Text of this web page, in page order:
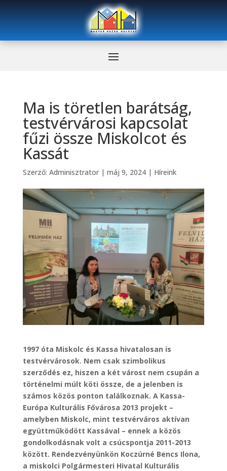
Ma is töretlen barátság,
testvérvárosi kapcsolat
fűzi össze Miskolcot és
Kassát
Szerző: Adminisztrator| máj 9, 2024| Híreink
1997 óta Miskolc és Kassa hivatalosan is
testvérvárosok. Nem csak szimbolikus
szerződés ez, hiszen a két várost nem csupán a
történelmi múlt köti össze, de a jelenben is
számos közös ponton találkoznak. A Kassa-
Európa Kulturális Fővárosa 2013 projekt –
amelyben Miskolc, mint testvérváros aktívan
együttműködött Kassával – ennek a közös
gondolkodásnak volt a csúcspontja 2011-2013
között. Rendezvényünkön Koczúrné Bencs Ilona,
a miskolci Polgármesteri Hivatal Kulturális